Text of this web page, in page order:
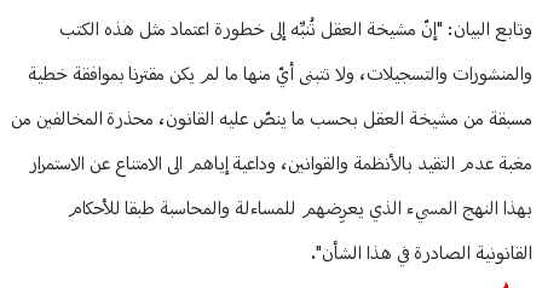
وتابع البيان: "إنّ مشيخة العقل تُنبِّه إلى خطورة اعتماد مثل هذه الكتب
والمنشورات والتسجيلات، ولا تتبنى أيّ منها ما لم يكن مقترنا بموافقة خطية
مسبقة من مشيخة العقل بحسب ما ينصّ عليه القانون، محذرة المخالفين من
مغبة عدم التقيد بالأنظمة والقوانين، وداعية إياهم الى الامتناع عن الاستمرار
بهذا النهج المسيء الذي يعرِضهم للمساءلة والمحاسبة طبقا للأحكام
القانونية الصادرة في هذا الشأن".